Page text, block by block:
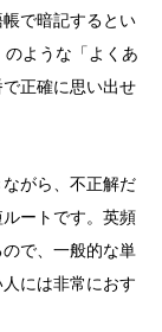
で暗記するとい
ような「よくあ
正確に思い出せ
がら、不正解だ
ートです。英頻
で、一般的な単
には非常におす